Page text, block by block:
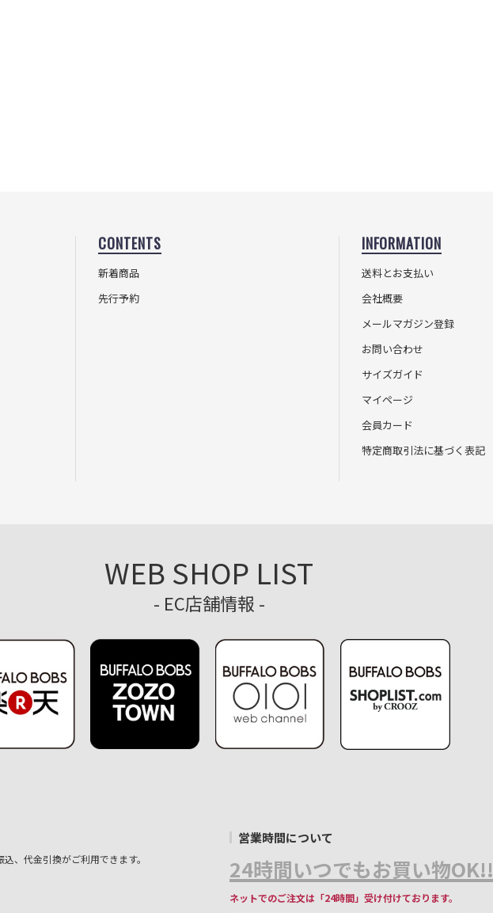
CONTENTS
新着商品
先行予約
INFORMATION
送料とお支払い
会社概要
メールマガジン登録
お問い合わせ
サイズガイド
マイページ
会員カード
特定商取引法に基づく表記
WEB SHOP LIST
- EC店舗情報 -
、代金引換がご利用できます。
営業時間について
24時間いつでもお買い物OK!!
ネットでのご注文は「24時間」受け付けております。